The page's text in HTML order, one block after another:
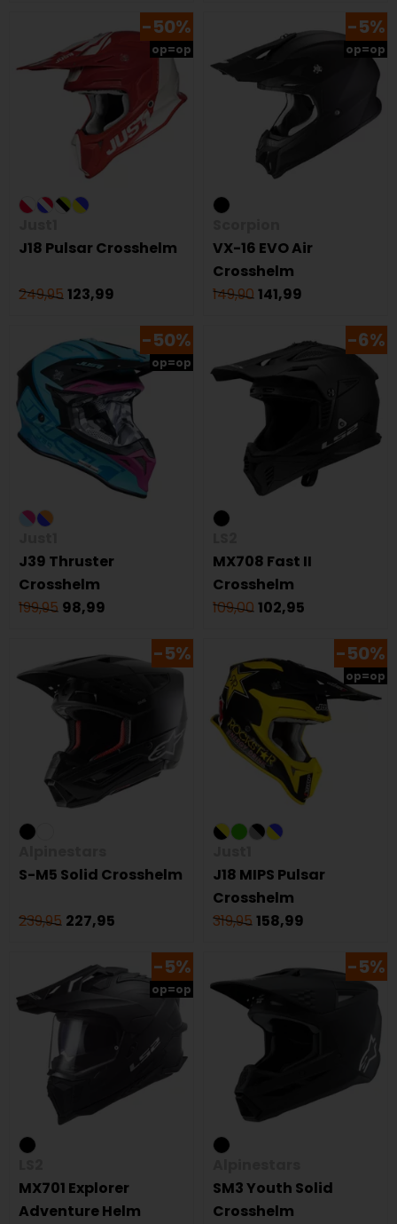
-50%
op=op
J18 Pulsar Crosshelm
249,95123,99
-5%
op=op
VX-16 EVO Air
Crosshelm
149,90 141,99
-50%
op=op
J39 Thruster
Crosshelm
199,95 98,99
-6%
MX708 Fast II
Crosshelm
109,00 102,95
-5%
S-M5 Solid Crosshelm
239,95 227,95
-50%
op=op
J18 MIPS Pulsar
Crosshelm
319,95 158,99
-5%
op=op
MX701 Explorer
Adventure Helm
-5%
SM3 Youth Solid
Crosshelm